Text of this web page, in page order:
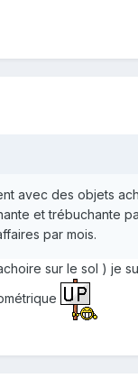
avec des objets
et trébuchante
par mois.
sur le sol ) je